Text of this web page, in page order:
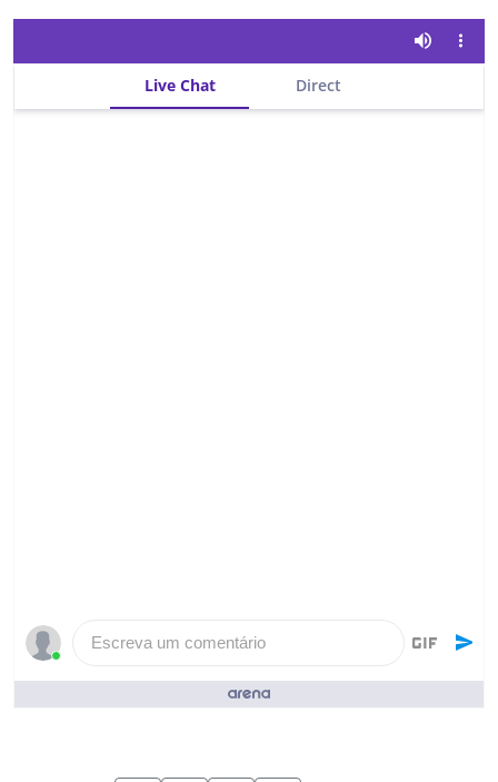
Live Chat Direct
Escreva um comentário
Pessoas que curtiram ()